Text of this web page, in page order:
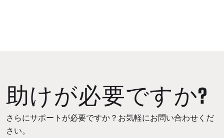
助けが必要ですか?
さらにサポートが必要ですか？お気軽にお問い合わせくだ
さい。